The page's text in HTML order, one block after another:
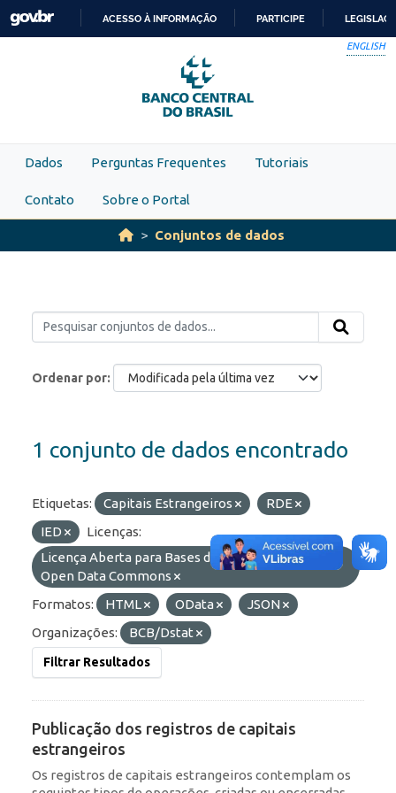
Skip to main content
PARA
O
CONTEÚDO
ACESSO À INFORMAÇÃO PARTICIPE
ENGLISH
Dados Perguntas Frequentes Tutoriais
Contato Sobre o Portal
Conjuntos de dados
Ordenar por
1 conjunto de dados encontrado
Etiquetas: Capitais Estrangeiros
RDE
IED
Licenças:
Licença Aberta para Bases de Dados (ODbL) do
Open Data Commons
Formatos:
HTML OData
JSON
Organizações:
BCB/Dstat
Filtrar Resultados
Publicação dos registros de capitais
estrangeiros
Os registros de capitais estrangeiros contemplam os